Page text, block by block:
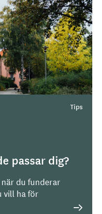
passar dig?
du funderar
vill ha för